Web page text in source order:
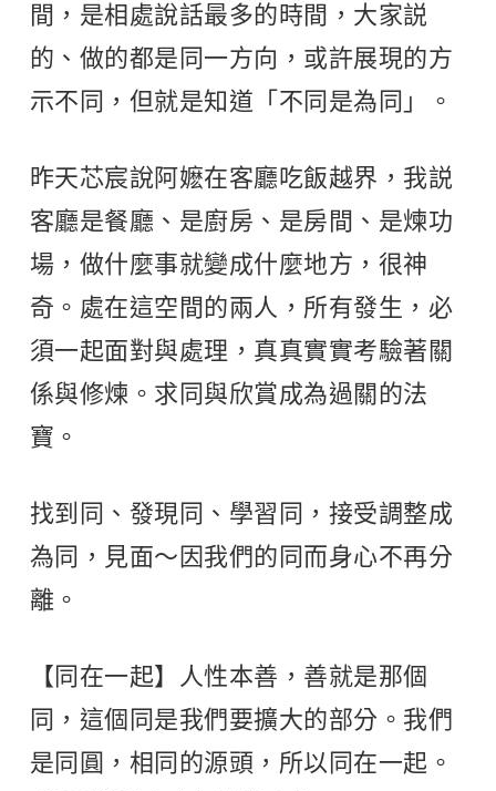
間，是相處說話最多的時間，大家説
的、做的都是同一方向，或許展現的方
示不同，但就是知道「不同是為同」。
昨天芯宸說阿嬷在客廳吃飯越界，我説
客廳是餐廳、是廚房、是房間、是煉功
場，做什麼事就變成什麼地方，很神
奇。處在這空間的兩人，所有發生，必
須一起面對與處理，真真實實考驗著關
係與修煉。求同與欣賞成為過關的法
寶。
找到同、發現同、學習同，接受調整成
為同，見面～因我們的同而身心不再分
離。
【同在一起】人性本善，善就是那個
同，這個同是我們要擴大的部分。我們
是同圓，相同的源頭，所以同在一起。